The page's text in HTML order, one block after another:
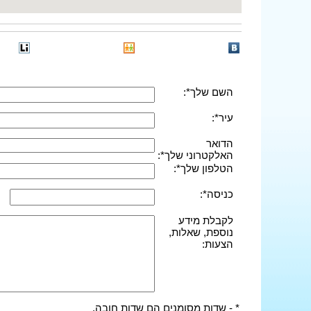
השם שלך*:
עיר*:
הדואר
האלקטרוני שלך*:
הטלפון שלך*:
כניסה*:
לקבלת מידע
נוספת, שאלות,
הצעות:
* - שדות מסומנים הם שדות חובה.